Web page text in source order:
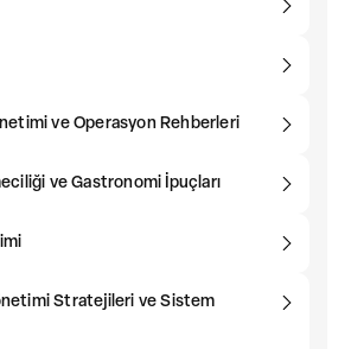
ve Operasyon Rehberleri
ve Gastronomi İpuçları
Stratejileri ve Sistem